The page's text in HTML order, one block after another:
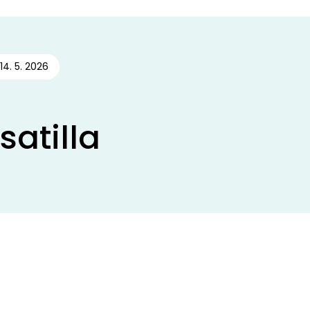
14. 5. 2026